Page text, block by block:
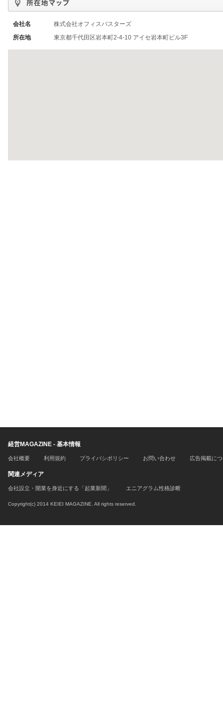
会社名
株式会社オフィスバスターズ
所在地
東京都千代田区岩本町2-4-10 アイセ岩本町ビル3F
経営MAGAZINE - 基本情報
会社概要 利用規約 プライバシポリシー お問い合わせ 広告掲載に
関連メディア
会社設立・開業を身近にする「起業新聞」 エニアグラム性格診断
Copyright(c) 2014 KEIEI MAGAZINE. All rights reserved.